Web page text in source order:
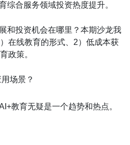
综合服务领域投资热度提升。
和投资机会在哪里？本期沙龙我
在线教育的形式、2）低成本获
政策。
场景？
教育无疑是一个趋势和热点。